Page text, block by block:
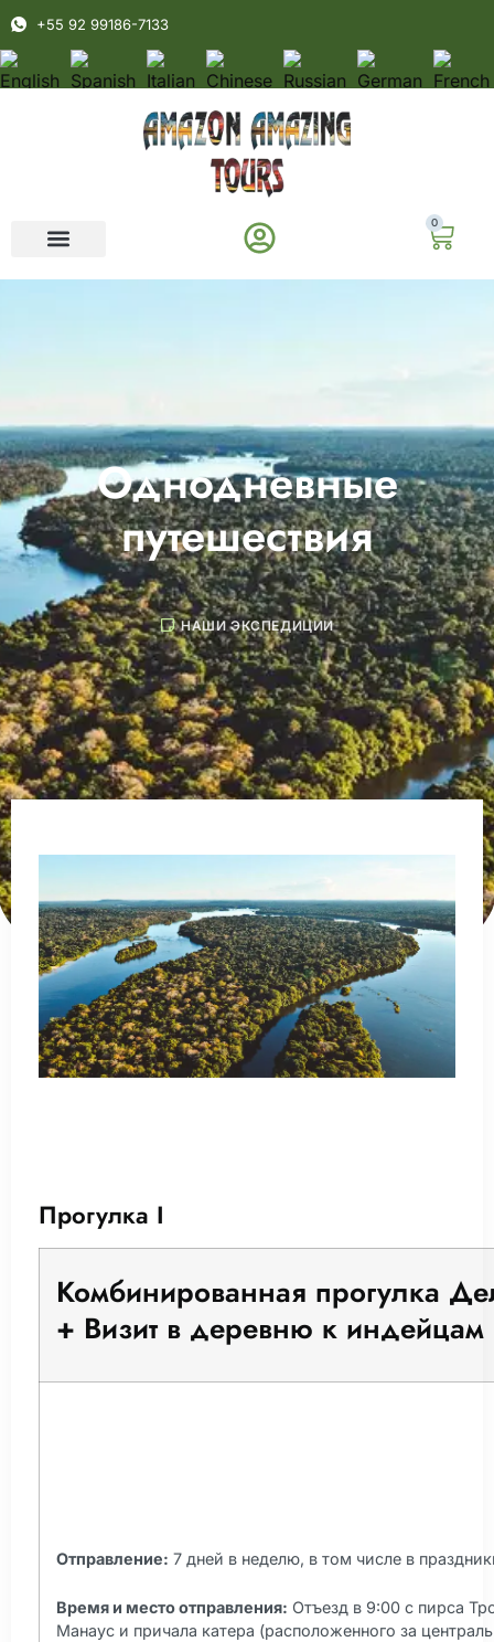
+55 92 99186-7133
0
Однодневные
путешествия
НАШИ ЭКСПЕДИЦИИ
Прогулка I
Комбинированная прогулка
+ Визит в деревню к индейцам
Отправление: 7 дней в неделю, в том числе в
Время и место отправления: Отъезд в 9:00 с пирса
Манаус и причала катера (расположенного за